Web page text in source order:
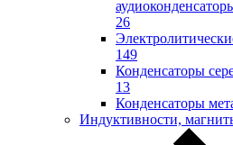
26
149
Конденсаторы
13
Конденсаторы
Индуктивности,